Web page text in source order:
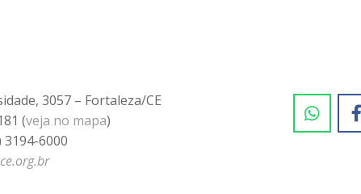
3057 – Fortaleza/CE
(veja no mapa)
3194-6000